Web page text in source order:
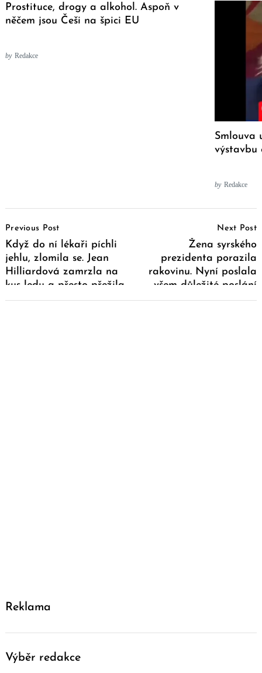
Prostituce, drogy a alkohol. Aspoň v
něčem jsou Češi na špici EU
by Redakce
Smlouva
výstavbu
by Redakce
Navigation
Previous Post
Když do ní lékaři píchli
jehlu, zlomila se. Jean
Hilliardová zamrzla na
kus ledu a přesto přežila
Next Post
Žena syrského
prezidenta porazila
rakovinu. Nyní poslala
všem důležité poslání
Reklama
Výběr redakce